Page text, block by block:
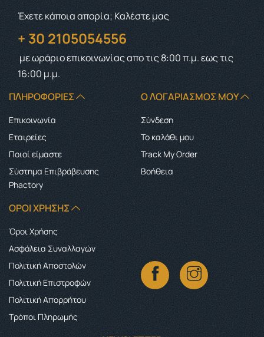
Έχετε κάποια απορία; Καλέστε μας
+ 30 2105054556
με ωράριο επικοινωνίαςαπο τις 8:00 π.μ. εως τις
16:00 μ.μ.
ΠΛΗΡΟΦΟΡΊΕΣ
Επικοινωνία
Εταιρείες
Ποιοί είμαστε
Σύστημα Επιβράβευσης
Phactory
Ο ΛΟΓΑΡΙΑΣΜΌΣ ΜΟΥ
Σύνδεση
Το καλάθι μου
Track My Order
Boήθεια
ΌΡΟΙ ΧΡΉΣΗΣ
Όροι Χρήσης
Ασφάλεια Συναλλαγών
Πολιτική Αποστολών
Πολιτική Επιστροφών
Πολιτική Απορρήτου
Τρόποι Πληρωμής